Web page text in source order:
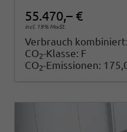
55.470,– €
incl. 19% MwSt.
Verbrauch kombiniert:
CO2-Klasse: F
CO2-Emissionen: